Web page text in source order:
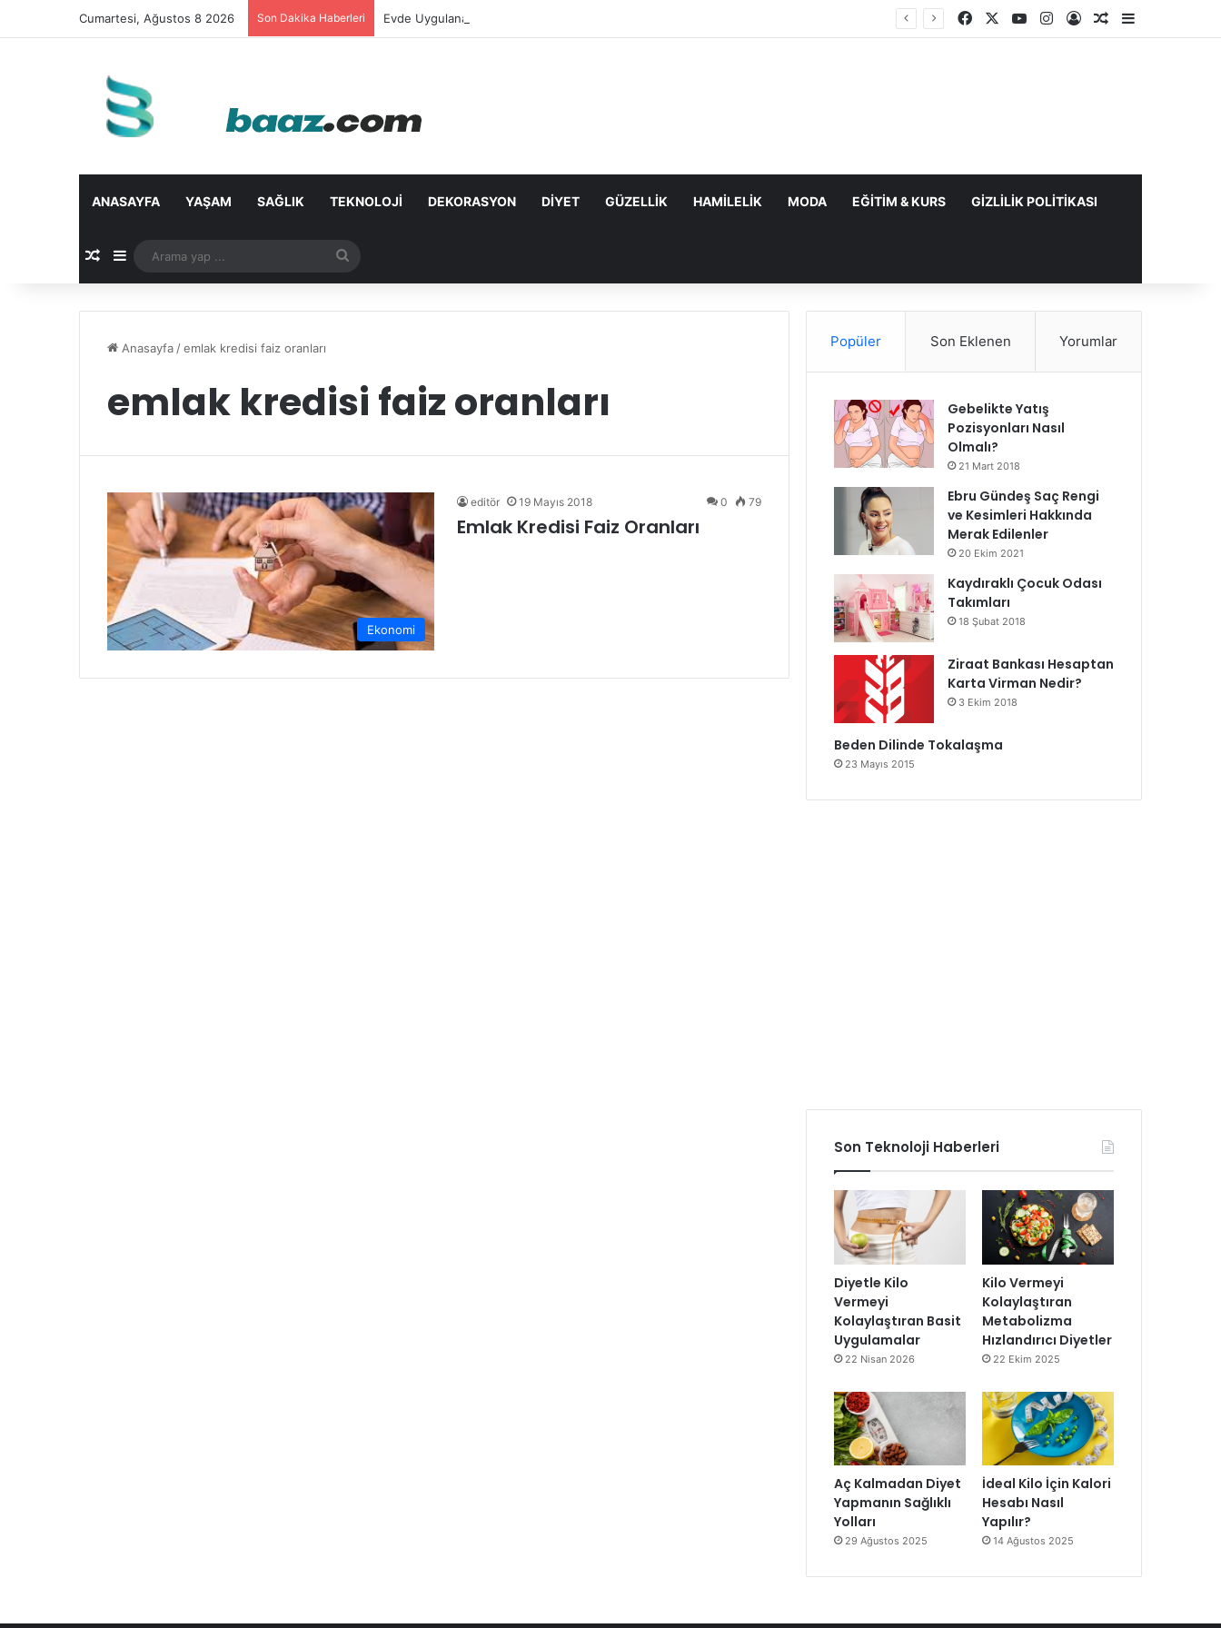
Cumartesi, Ağustos 8 2026 Son Dakika Haberleri Evde Uygulanabilecek Leke Karşıtı Maskeler FacebookYouTubeInstagram
Kayıt OlRastgele Makale
Kenar
ANASAYFA YAŞAM SAĞLIK TEKNOLOJI DEKORASYON DIYET GÜZELLIK HAMILELIK MODA EĞITIM & KURS GIZLILIK POLITIKASI
Rastgele Makale
Kenar Bölmesi
yap
Anasayfa /emlak kredisi faiz oranları
emlak kredisi faiz oranları
Ekonomi
editör 19 Mayıs 2018 0 79
Emlak Kredisi Faiz Oranları
Popüler Son Eklenen Yorumlar
Gebelikte Yatış
Pozisyonları Nasıl
Olmalı?
21 Mart 2018
Ebru Gündeş Saç Rengi
ve Kesimleri Hakkında
Merak Edilenler
20 Ekim 2021
Kaydıraklı Çocuk Odası
Takımları
18 Şubat 2018
Ziraat Bankası Hesaptan
Karta Virman Nedir?
3 Ekim 2018
Beden Dilinde Tokalaşma
23 Mayıs 2015
Son Teknoloji Haberleri
Diyetle Kilo
Vermeyi
Kolaylaştıran Basit
Uygulamalar
22 Nisan 2026
Kilo Vermeyi
Kolaylaştıran
Metabolizma
Hızlandırıcı Diyetler
22 Ekim 2025
Aç Kalmadan Diyet
Yapmanın Sağlıklı
Yolları
29 Ağustos 2025
İdeal Kilo İçin Kalori
Hesabı Nasıl
Yapılır?
14 Ağustos 2025